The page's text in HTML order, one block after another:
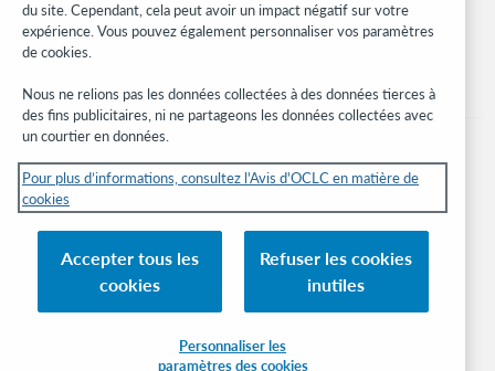
études, des événements, et plus.
© 2026 OCLC
Inc. et de ses affiliés.
Avis sur les cookies Gérer mes cookies
Déclaration de confidentialité
du site. Cependant, cela peut avoir un impact négatif sur votre
expérience. Vous pouvez également personnaliser vos paramètres
de cookies.
Nous ne relions pas les données collectées à des données tierces à
des fins publicitaires, ni ne partageons les données collectées avec
un courtier en données.
Pour plus d’informations, consultez l'Avis d'OCLC en matière de
cookies
Accepter tous les
cookies
Refuser les cookies
inutiles
Personnaliser les
paramètres des cookies